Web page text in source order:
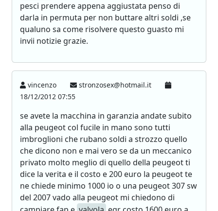
pesci prendere appena aggiustata penso di
darla in permuta per non buttare altri soldi ,se
qualuno sa come risolvere questo guasto mi
invii notizie grazie.
vincenzo
stronzosex@hotmail.it
18/12/2012 07:55
se avete la macchina in garanzia andate subito
alla peugeot col fucile in mano sono tutti
imbroglioni che rubano soldi a strozzo quello
che dicono non e mai vero se da un meccanico
privato molto meglio di quello della peugeot ti
dice la verita e il costo e 200 euro la peugeot te
ne chiede minimo 1000 io o una peugeot 307 sw
del 2007 vado alla peugeot mi chiedono di